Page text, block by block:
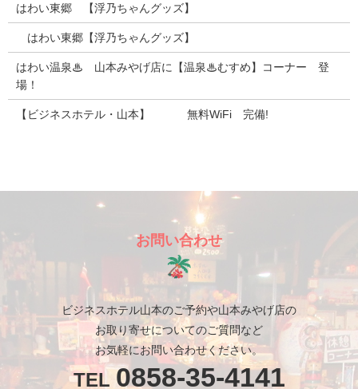
はわい東郷 【浮乃ちゃんグッズ】
はわい東郷【浮乃ちゃんグッズ】
はわい温泉♨ 山本みやげ店に【温泉♨むすめ】コーナー 登
場！
【ビジネスホテル・山本】 無料WiFi 完備!
お問い合わせ
ビジネスホテル山本のご予約や山本みやげ店の
お取り寄せについてのご質問など
お気軽にお問い合わせください。
TEL 0858-35-4141